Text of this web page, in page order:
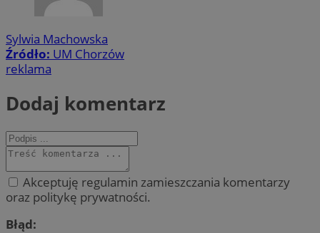
Sylwia Machowska
Źródło: UM Chorzów
reklama
Dodaj komentarz
Akceptuję regulamin zamieszczania komentarzy
oraz politykę prywatności.
Błąd: